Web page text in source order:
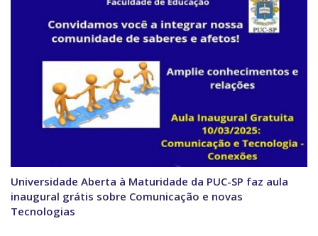
Universidade Aberta à Maturidade da PUC-SP faz aula
inaugural grátis sobre Comunicação e novas
Tecnologias